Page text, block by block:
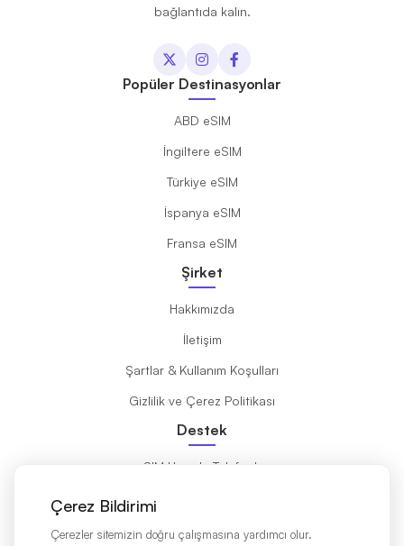
bağlantıda kalın.
Popüler Destinasyonlar
ABD eSIM
İngiltere eSIM
Türkiye eSIM
İspanya eSIM
Fransa eSIM
Şirket
Hakkımızda
İletişim
Şartlar & Kullanım Koşulları
Gizlilik ve Çerez Politikası
Destek
eSIM Uyumlu Telefonlar
Kurulum Kılavuzu
Çerez Bildirimi
Çerezler sitemizin doğru çalışmasına yardımcı olur.